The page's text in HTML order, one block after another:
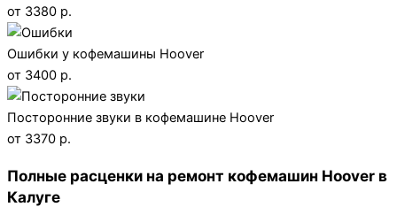
от 3380 р.
Ошибки у кофемашины Hoover
от 3400 р.
Посторонние звуки в кофемашине Hoover
от 3370 р.
Полные расценки на ремонт кофемашин Hoover в
Калуге